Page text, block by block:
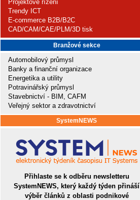
Projektové řízení
Trendy ICT
E-commerce B2B/B2C
CAD/CAM/CAE/PLM/3D tisk
Branžové sekce
Automobilový průmysl
Banky a finanční organizace
Energetika a utility
Potravinářský průmysl
Stavebnictví - BIM, CAFM
Veřejný sektor a zdravotnictví
SystemNEWS
Přihlaste se k odběru newsletteru
SystemNEWS, který každý týden přináší
výběr článků z oblasti podnikové